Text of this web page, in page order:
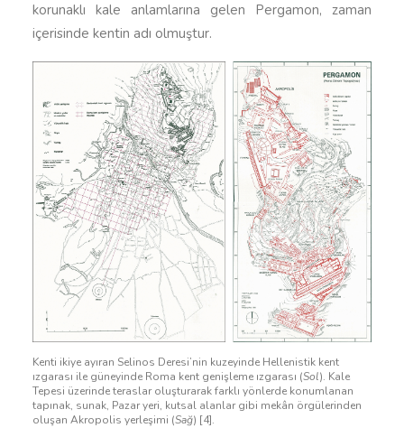
korunaklı kale anlamlarına gelen Pergamon, zaman
içerisinde kentin adı olmuştur.
Kenti ikiye ayıran Selinos Deresi’nin kuzeyinde Hellenistik kent
ızgarası ile güneyinde Roma kent genişleme ızgarası (Sol). Kale
Tepesi üzerinde teraslar oluşturarak farklı yönlerde konumlanan
tapınak, sunak, Pazar yeri, kutsal alanlar gibi mekân örgülerinden
oluşan Akropolis yerleşimi (Sağ) [4].